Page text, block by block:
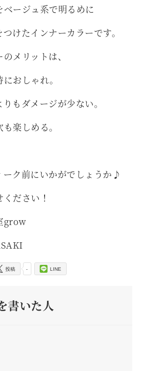
ベージュ系で明るめに
けたインナーカラーです。
メリットは、
おしゃれ。
もダメージが少ない。
楽しめる。
ーク前にいかがでしょうか♪
ださい！
grow
-
投稿 LINE
書いた人